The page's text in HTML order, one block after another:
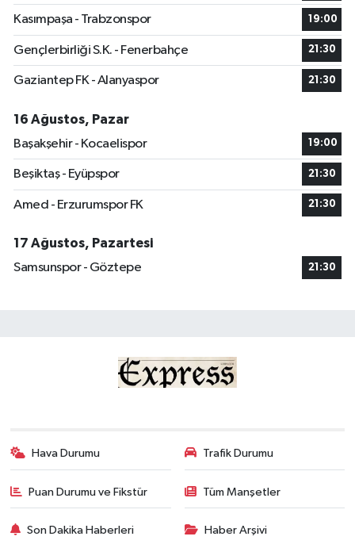
Kasımpaşa - Trabzonspor 19:00
Gençlerbirliği S.K. - Fenerbahçe 21:30
Gaziantep FK - Alanyaspor 21:30
16 Ağustos, Pazar
Başakşehir - Kocaelispor
19:00
Beşiktaş - Eyüpspor 21:30
Amed - Erzurumspor FK 21:30
17 Ağustos, Pazartesi
Samsunspor - Göztepe
21:30
Hava Durumu Trafik Durumu
Puan Durumu ve Fikstür Tüm Manşetler
Son Dakika Haberleri Haber Arşivi